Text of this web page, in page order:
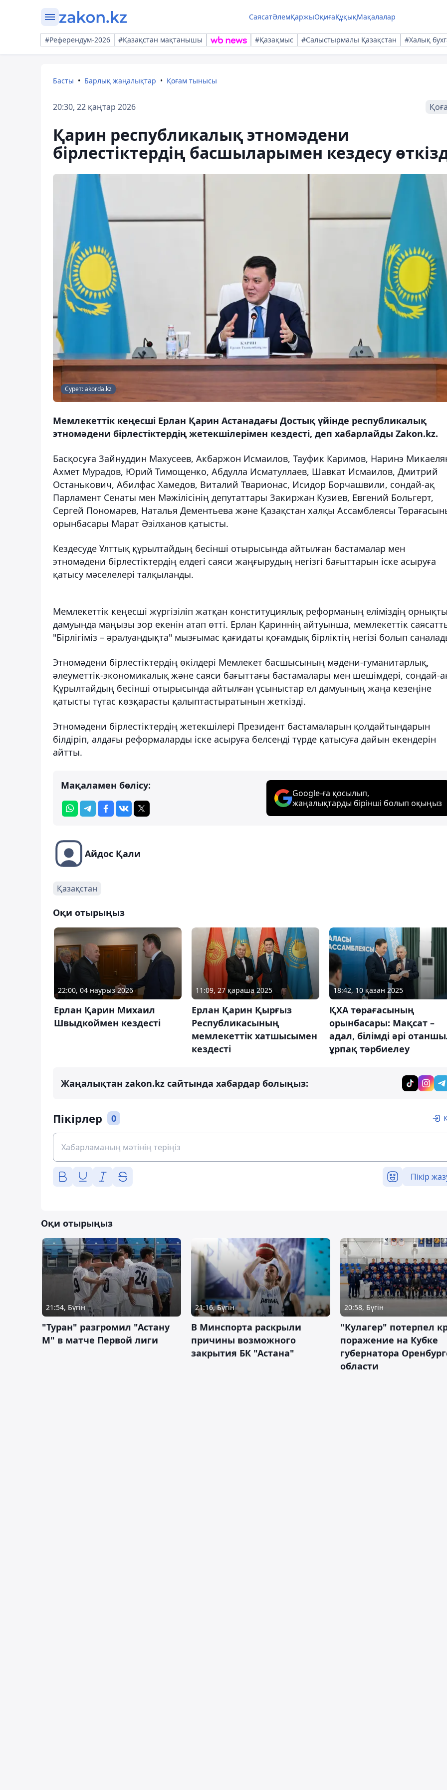
СаясатӘлемҚаржыОқиғаҚұқықМақалалар
#Референдум-2026 #Қазақстан мақтанышы #Қазақмыс #Салыстырмалы Қазақстан #Халық
Басты Барлық жаңалықтар Қоғам тынысы
20:30, 22 қаңтар 2026
Қарин республикалық этномәдени
бірлестіктердің басшыларымен кездесу
Сурет: akorda.kz
Мемлекеттік кеңесші Ерлан Қарин Астанадағы Достық үйінде республикалық
этномәдени бірлестіктердің жетекшілерімен кездесті, деп хабарлайды Zakon.kz.
Басқосуға Зайнуддин Махусеев, Акбаржон Исмаилов, Тауфик Каримов, Наринэ
Ахмет Мурадов, Юрий Тимощенко, Абдулла Исматуллаев, Шавкат Исмаилов, Дмитрий
Останькович, Абилфас Хамедов, Виталий Тварионас, Исидор Борчашвили, сондай-ақ
Парламент Сенаты мен Мәжілісінің депутаттары Закиржан Кузиев, Евгений Больгерт,
Сергей Пономарев, Наталья Дементьева және Қазақстан халқы Ассамблеясы
орынбасары Марат Әзілханов қатысты.
Кездесуде Ұлттық құрылтайдың бесінші отырысында айтылған бастамалар мен
этномәдени бірлестіктердің елдегі саяси жаңғырудың негізгі бағыттарын іске асыруға
қатысу мәселелері талқыланды.
Мемлекеттік кеңесші жүргізіліп жатқан конституциялық реформаның еліміздің
дамуында маңызы зор екенін атап өтті. Ерлан Қариннің айтуынша, мемлекеттік
"Бірлігіміз – әралуандықта" мызғымас қағидаты қоғамдық бірліктің негізі болып
Этномәдени бірлестіктердің өкілдері Мемлекет басшысының мәдени-гуманитарлық,
әлеуметтік-экономикалық және саяси бағыттағы бастамалары мен шешімдері, сондай-
Құрылтайдың бесінші отырысында айтылған ұсыныстар ел дамуының жаңа кезеңіне
қатысты тұтас көзқарасты қалыптастыратынын жеткізді.
Этномәдени бірлестіктердің жетекшілері Президент бастамаларын қолдайтындарын
білдіріп, алдағы реформаларды іске асыруға белсенді түрде қатысуға дайын екендерін
айтты.
Мақаламен бөлісу:
Google-ға қосылып,
жаңалықтарды бірінші болып оқыңыз
Айдос Қали
Қазақстан
Оқи отырыңыз
22:00, 04 наурыз 2026
Ерлан Қарин Михаил
Швыдкоймен кездесті
11:09, 27 қараша 2025
Ерлан Қарин Қырғыз
Республикасының
мемлекеттік хатшысымен
кездесті
18:42, 10 қазан 2025
ҚХА төрағасының
орынбасары: Мақсат –
адал, білімді әрі
ұрпақ тәрбиелеу
Жаңалықтан zakon.kz сайтында хабардар болыңыз:
Пікірлер 0
Пікір
Оқи отырыңыз
21:54, Бүгін
"Туран" разгромил "Астану
М" в матче Первой лиги
21:16, Бүгін
В Минспорта раскрыли
причины возможного
закрытия БК "Астана"
20:58, Бүгін
"Кулагер" потерпел
поражение на Кубке
губернатора
области